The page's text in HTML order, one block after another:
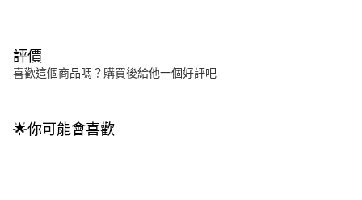
評價
喜歡這個商品嗎？購買後給他一個好評吧
🌟你可能會喜歡